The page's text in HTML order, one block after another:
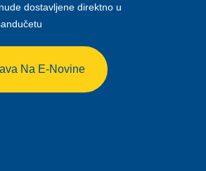
dostavljene direktno u
Na E-Novine